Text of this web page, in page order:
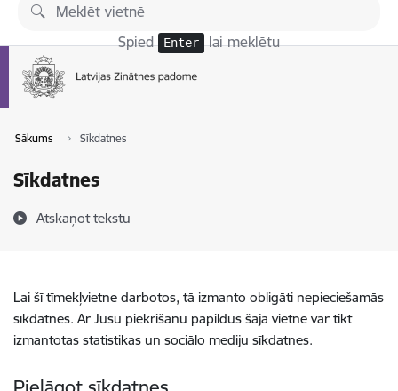
Pāriet uz lapas saturu
Spied Enter lai meklētu
Sākums Sīkdatnes
Sīkdatnes
Atskaņot tekstu
Lai šī tīmekļvietne darbotos, tā izmanto obligāti nepieciešamās
sīkdatnes. Ar Jūsu piekrišanu papildus šajā vietnē var tikt
izmantotas statistikas un sociālo mediju sīkdatnes.